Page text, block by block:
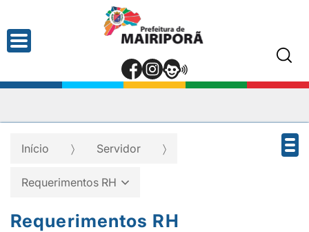
Início Servidor
Requerimentos RH
Requerimentos RH